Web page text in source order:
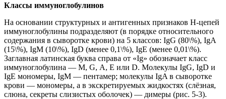
Классы иммуноглобулинов
На основании структурных и антигенных признаков Н-цепей
иммуноглобулины подразделяют (в порядке относительного
содержания в сыворотке крови) на 5 классов: IgG (80\%), IgA
(15\%), IgM (10\%), IgD (менее 0,1\%), IgE (менее 0,01\%).
Заглавная латинская буква справа от «Ig» обозначает класс
иммуноглобулина — М, G, А, Е или D. Молекулы IgG, IgD и
IgE мономеры, IgM — пентамер; молекулы IgA в сыворотке
крови — мономеры, а в экскретируемых жидкостях (слёзная,
слюна, секреты слизистых оболочек) — димеры (рис. 5-3).